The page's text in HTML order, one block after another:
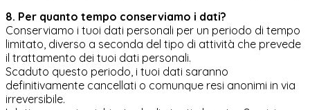
8. Per quanto tempo conserviamo i dati?
Conserviamo i tuoi dati personali per un periodo di tempo
limitato, diverso a seconda del tipo di attività che prevede
il trattamento dei tuoi dati personali.
Scaduto questo periodo, i tuoi dati saranno
definitivamente cancellati o comunque resi anonimi in via
irreversibile.